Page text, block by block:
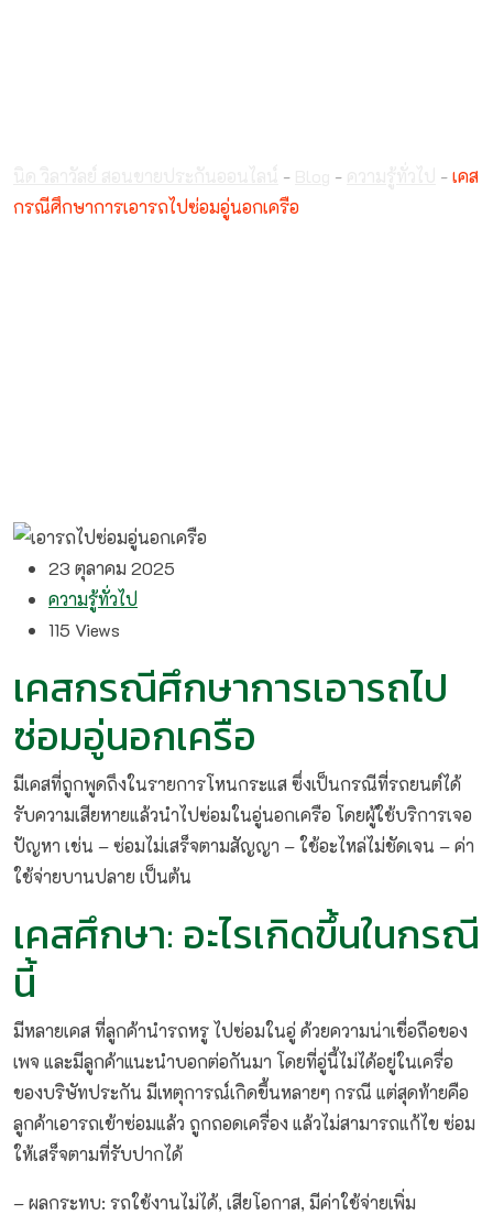
- - -เคส
กรณีศึกษาการเอารถไปซ่อมอู่นอกเครือ
23 ตุลาคม 2025
ความรู้ทั่วไป
115 Views
เคสกรณีศึกษาการเอารถไป
ซ่อมอู่นอกเครือ
มีเคสที่ถูกพูดถึงในรายการโหนกระแส ซึ่งเป็นกรณีที่รถยนต์ได้
รับความเสียหายแล้วนำไปซ่อมในอู่นอกเครือ โดยผู้ใช้บริการเจอ
ปัญหา เช่น – ซ่อมไม่เสร็จตามสัญญา – ใช้อะไหล่ไม่ชัดเจน – ค่า
ใช้จ่ายบานปลาย เป็นต้น
เคสศึกษา: อะไรเกิดขึ้นในกรณี
นี้
มีหลายเคส ที่ลูกค้านำรถหรู ไปซ่อมในอู่ ด้วยความน่าเชื่อถือของ
เพจ และมีลูกค้าแนะนำบอกต่อกันมา โดยที่อู่นี้ไม่ได้อยู่ในเครื่อ
ของบริษัทประกัน มีเหตุการณ์เกิดขึ้นหลายๆ กรณี แต่สุดท้ายคือ
ลูกค้าเอารถเข้าซ่อมแล้ว ถูกถอดเครื่อง แล้วไม่สามารถแก้ไข ซ่อม
ให้เสร็จตามที่รับปากได้
– ผลกระทบ: รถใช้งานไม่ได้, เสียโอกาส, มีค่าใช้จ่ายเพิ่ม